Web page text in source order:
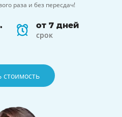
раза и без пересдач!
от 7 дней
срок
стоимость